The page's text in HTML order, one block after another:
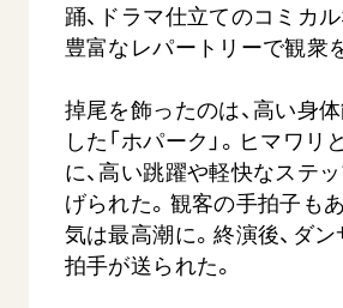
踊、ドラマ仕立てのコミカル
豊富なレパートリーで観衆
掉尾を飾ったのは、高い身
した「ホパーク」。ヒマワリ
に、高い跳躍や軽快なステ
げられた。観客の手拍子も
気は最高潮に。終演後、ダ
拍手が送られた。